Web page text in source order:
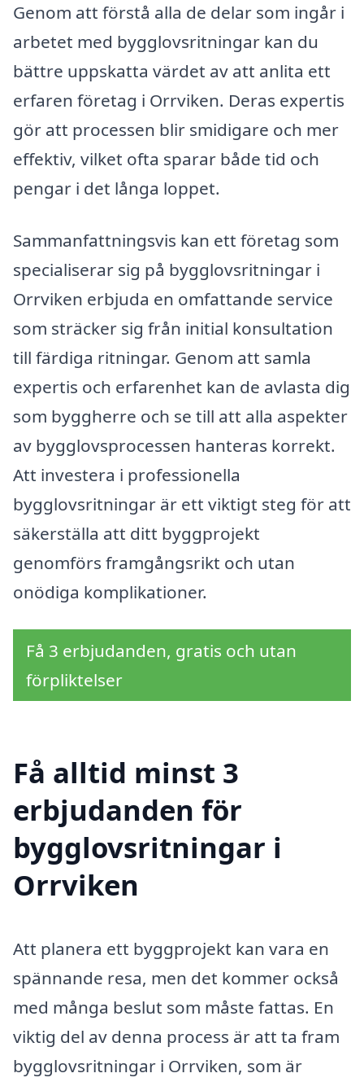
Genom att förstå alla de delar som ingår i
arbetet med bygglovsritningar kan du
bättre uppskatta värdet av att anlita ett
erfaren företag i Orrviken. Deras expertis
gör att processen blir smidigare och mer
effektiv, vilket ofta sparar både tid och
pengar i det långa loppet.
Sammanfattningsvis kan ett företag som
specialiserar sig på bygglovsritningar i
Orrviken erbjuda en omfattande service
som sträcker sig från initial konsultation
till färdiga ritningar. Genom att samla
expertis och erfarenhet kan de avlasta dig
som byggherre och se till att alla aspekter
av bygglovsprocessen hanteras korrekt.
Att investera i professionella
bygglovsritningar är ett viktigt steg för att
säkerställa att ditt byggprojekt
genomförs framgångsrikt och utan
onödiga komplikationer.
Få 3 erbjudanden, gratis och utan
förpliktelser
Få alltid minst 3
erbjudanden för
bygglovsritningar i
Orrviken
Att planera ett byggprojekt kan vara en
spännande resa, men det kommer också
med många beslut som måste fattas. En
viktig del av denna process är att ta fram
bygglovsritningar i Orrviken, som är